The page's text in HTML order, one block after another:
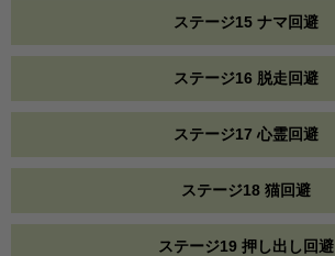
ステージ15 ナマ回避
ステージ16 脱走回避
ステージ17 心霊回避
ステージ18 猫回避
ステージ19 押し出し回避